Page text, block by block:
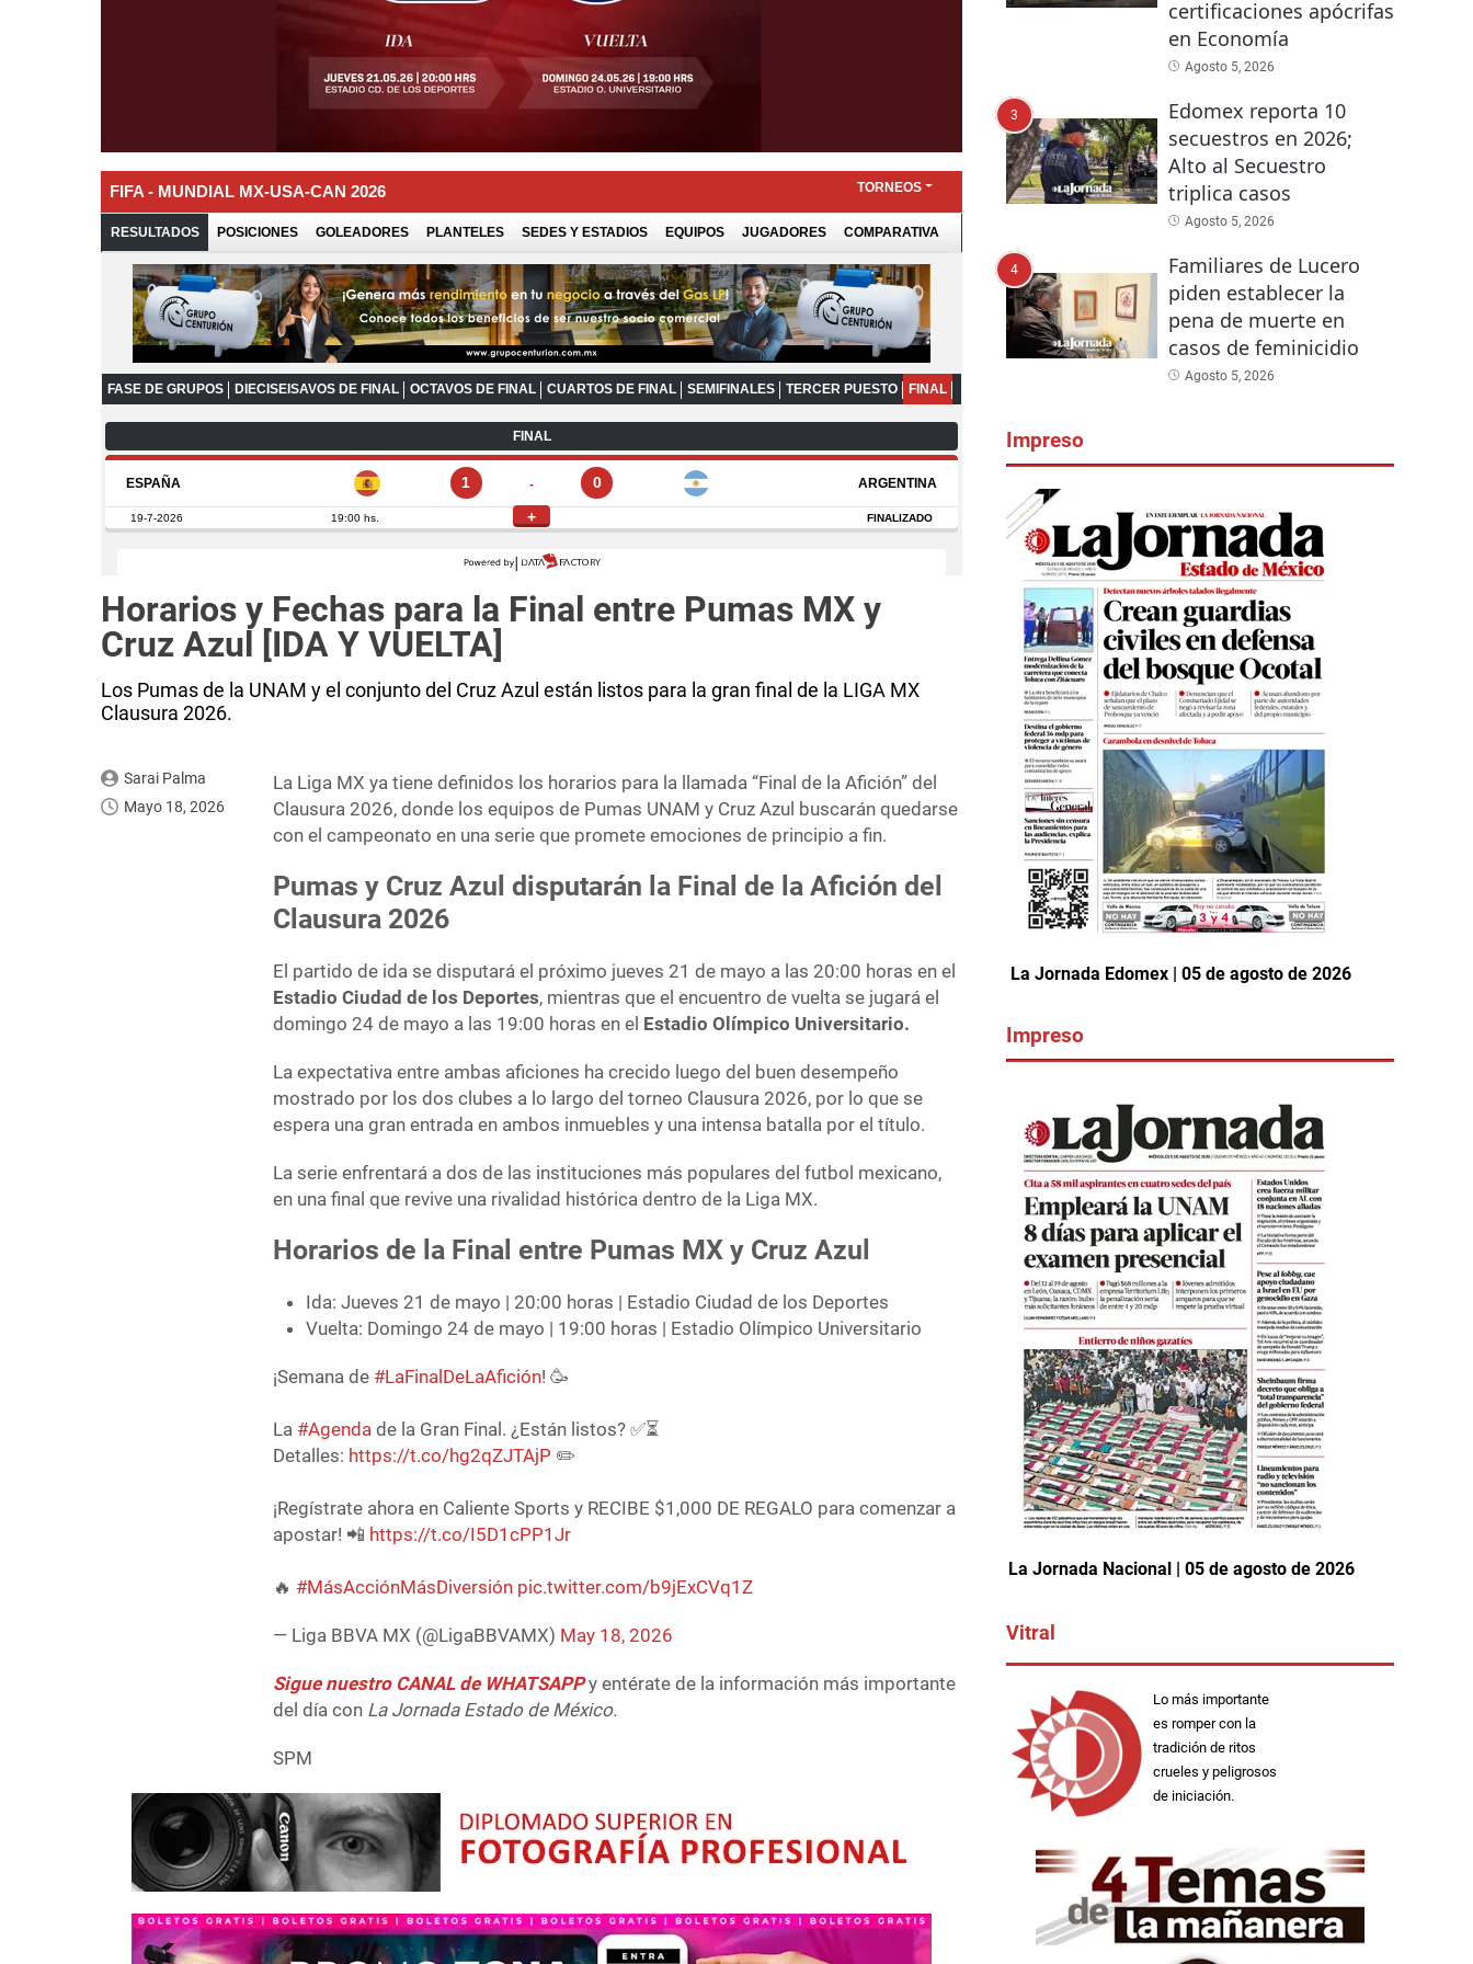
Horarios y Fechas para la Final entre Pumas MX y
Cruz Azul [IDA Y VUELTA]
Los Pumas de la UNAM y el conjunto del Cruz Azul están listos para la gran final de la LIGA MX
Clausura 2026.
Sarai Palma
Mayo 18, 2026
La Liga MX ya tiene definidos los horarios para la llamada “Final de la Afición” del
Clausura 2026, donde los equipos de Pumas UNAM y Cruz Azul buscarán quedarse
con el campeonato en una serie que promete emociones de principio a fin.
Pumas y Cruz Azul disputarán la Final de la Afición del
Clausura 2026
El partido de ida se disputará el próximo jueves 21 de mayo a las 20:00 horas en el
Estadio Ciudad de los Deportes, mientras que el encuentro de vuelta se jugará el
domingo 24 de mayo a las 19:00 horas en el Estadio Olímpico Universitario.
La expectativa entre ambas aficiones ha crecido luego del buen desempeño
mostrado por los dos clubes a lo largo del torneo Clausura 2026, por lo que se
espera una gran entrada en ambos inmuebles y una intensa batalla por el título.
La serie enfrentará a dos de las instituciones más populares del futbol mexicano,
en una final que revive una rivalidad histórica dentro de la Liga MX.
Horarios de la Final entre Pumas MX y Cruz Azul
Ida: Jueves 21 de mayo | 20:00 horas | Estadio Ciudad de los Deportes
Vuelta: Domingo 24 de mayo | 19:00 horas | Estadio Olímpico Universitario
¡Semana de #LaFinalDeLaAfición! 🥳
La #Agenda de la Gran Final. ¿Están listos? ✅⏳
Detalles: https://t.co/hg2qZJTAjP ✏️
¡Regístrate ahora en Caliente Sports y RECIBE $1,000 DE REGALO para comenzar a
apostar! 📲 https://t.co/I5D1cPP1Jr
🔥 #MásAcciónMásDiversión pic.twitter.com/b9jExCVq1Z
— Liga BBVA MX (@LigaBBVAMX) May 18, 2026
Sigue nuestro CANAL de WHATSAPP y entérate de la información más importante
del día con La Jornada Estado de México.
SPM
certificaciones apócrifas
en Economía
Agosto 5, 2026
3
Edomex reporta 10
secuestros en 2026;
Alto al Secuestro
triplica casos
Agosto 5, 2026
4
Familiares de Lucero
piden establecer la
pena de muerte en
casos de feminicidio
Agosto 5, 2026
Impreso
La Jornada Edomex | 05 de agosto de 2026
Impreso
La Jornada Nacional | 05 de agosto de 2026
Vitral
Lo más importante
es romper con la
tradición de ritos
crueles y peligrosos
de iniciación.